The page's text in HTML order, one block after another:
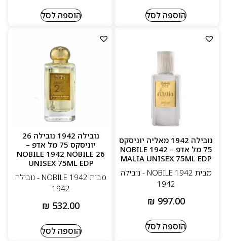
הוספה לסל הוספה לסל
נובילה 1942 מאליה יוניסקס
75 מל אדפ – NOBILE 1942
MALIA UNISEX 75ML EDP
מבית NOBILE 1942 - נובילה
1942
₪ 997.00
הוספה לסל
נובילה 1942 נובילה 26
יוניסקס 75 מל אדפ –
NOBILE 1942 NOBILE 26
UNISEX 75ML EDP
מבית NOBILE 1942 - נובילה
1942
₪ 532.00
הוספה לסל